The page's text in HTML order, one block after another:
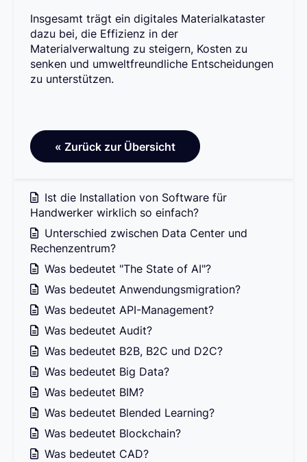
Insgesamt trägt ein digitales Materialkataster
dazu bei, die Effizienz in der
Materialverwaltung zu steigern, Kosten zu
senken und umweltfreundliche Entscheidungen
zu unterstützen.
« Zurück zur Übersicht
Ist die Installation von Software für
Handwerker wirklich so einfach?
Unterschied zwischen Data Center und
Rechenzentrum?
Was bedeutet "The State of AI"?
Was bedeutet Anwendungsmigration?
Was bedeutet API-Management?
Was bedeutet Audit?
Was bedeutet B2B, B2C und D2C?
Was bedeutet Big Data?
Was bedeutet BIM?
Was bedeutet Blended Learning?
Was bedeutet Blockchain?
Was bedeutet CAD?